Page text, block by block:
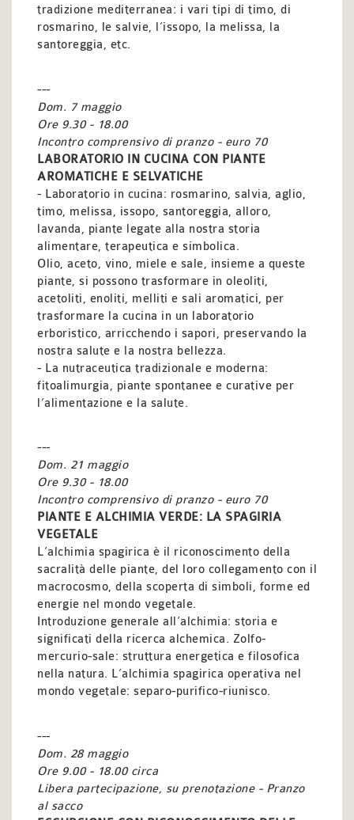
tradizione mediterranea: i vari tipi di timo, di
rosmarino, le salvie, l’issopo, la melissa, la
santoreggia, etc.
---
Dom. 7 maggio
Ore 9.30 - 18.00
Incontro comprensivo di pranzo - euro 70
LABORATORIO IN CUCINA CON PIANTE
AROMATICHE E SELVATICHE
- Laboratorio in cucina: rosmarino, salvia, aglio,
timo, melissa, issopo, santoreggia, alloro,
lavanda, piante legate alla nostra storia
alimentare, terapeutica e simbolica.
Olio, aceto, vino, miele e sale, insieme a queste
piante, si possono trasformare in oleoliti,
acetoliti, enoliti, melliti e sali aromatici, per
trasformare la cucina in un laboratorio
erboristico, arricchendo i sapori, preservando la
nostra salute e la nostra bellezza.
- La nutraceutica tradizionale e moderna:
fitoalimurgia, piante spontanee e curative per
l’alimentazione e la salute.
---
Dom. 21 maggio
Ore 9.30 - 18.00
Incontro comprensivo di pranzo - euro 70
PIANTE E ALCHIMIA VERDE: LA SPAGIRIA
VEGETALE
L’alchimia spagirica è il riconoscimento della
sacralità delle piante, del loro collegamento con il
macrocosmo, della scoperta di simboli, forme ed
energie nel mondo vegetale.
Introduzione generale all’alchimia: storia e
significati della ricerca alchemica. Zolfo-
mercurio-sale: struttura energetica e filosofica
nella natura. L’alchimia spagirica operativa nel
mondo vegetale: separo-purifico-riunisco.
---
Dom. 28 maggio
Ore 9.00 - 18.00 circa
Libera partecipazione, su prenotazione - Pranzo
al sacco